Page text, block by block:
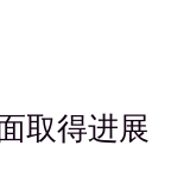
取得进展